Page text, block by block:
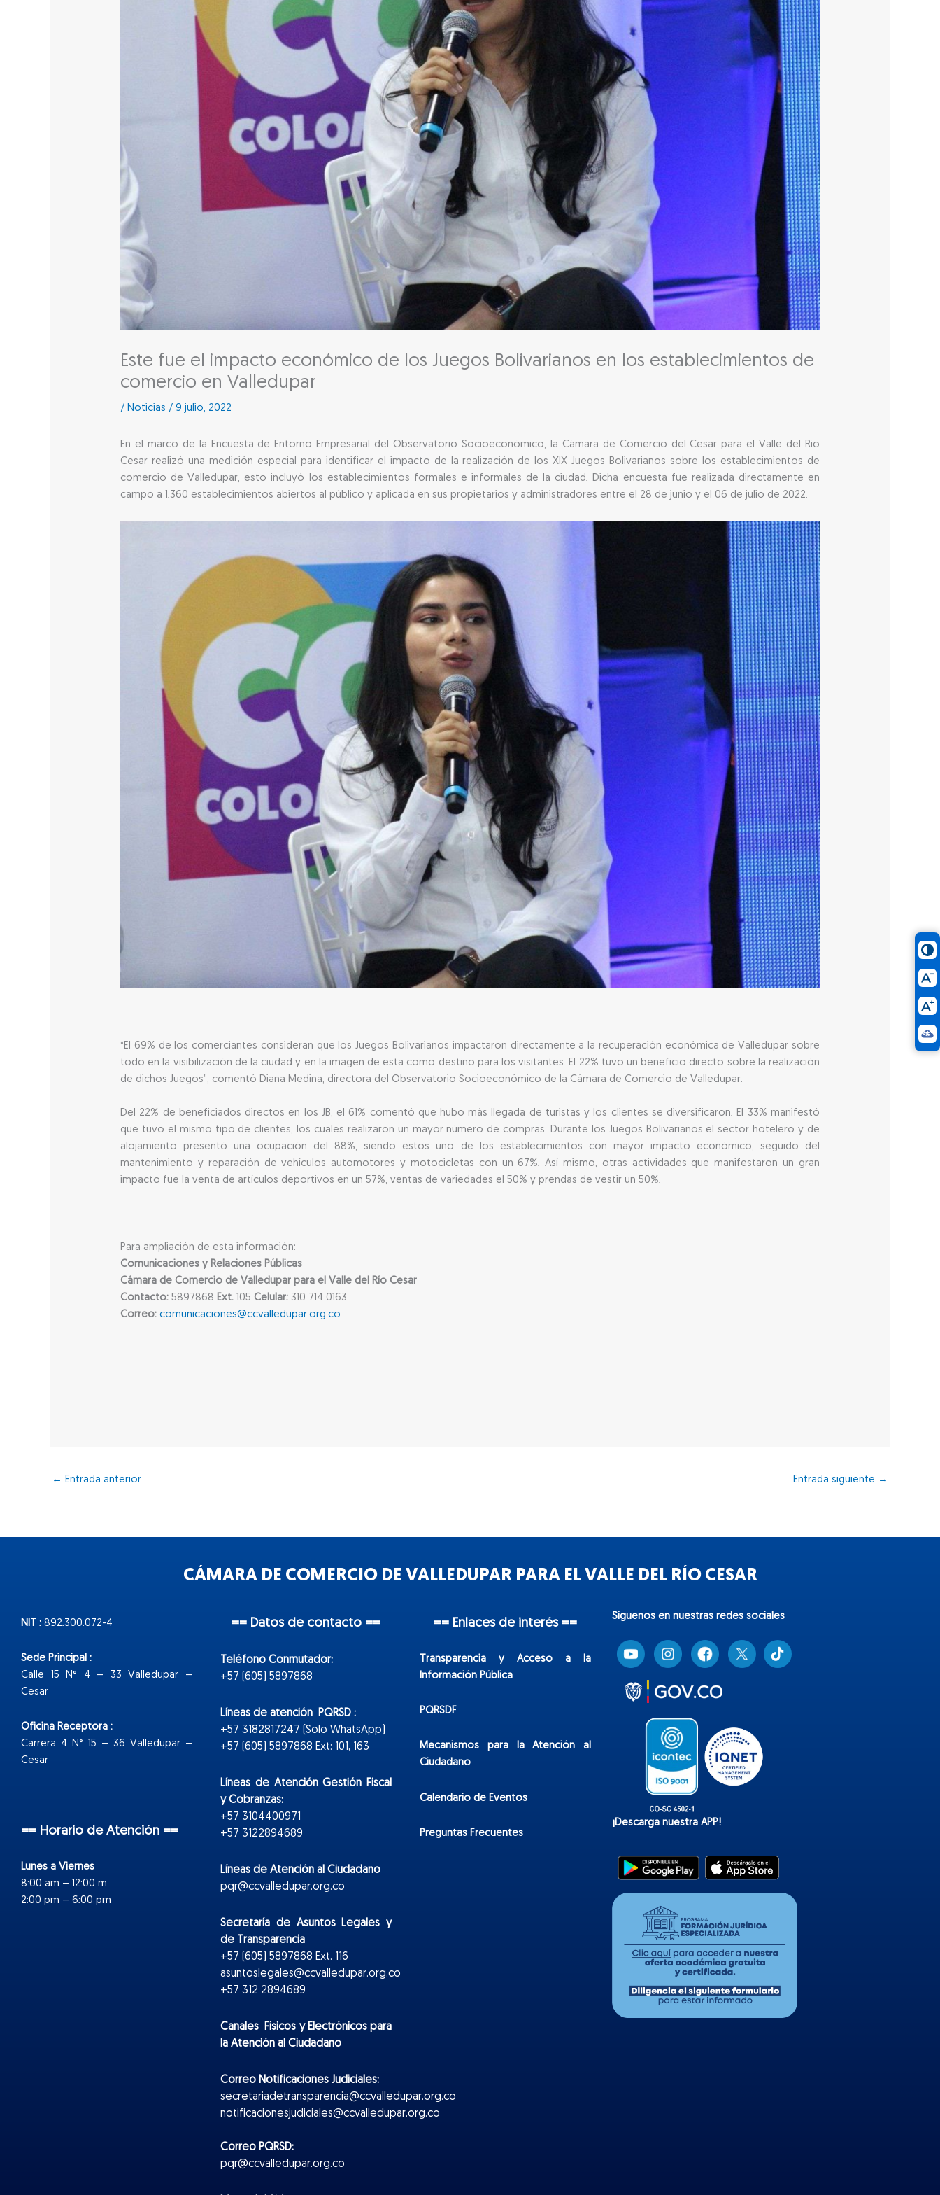
Este fue el impacto económico de los Juegos Bolivarianos en los establecimientos de
comercio en Valledupar
/ Noticias /9 julio, 2022
En el marco de la Encuesta de Entorno Empresarial del Observatorio Socioeconómico, la Cámara de Comercio del Cesar para el Valle del Río
Cesar realizó una medición especial para identificar el impacto de la realización de los XIX Juegos Bolivarianos sobre los establecimientos de
comercio de Valledupar, esto incluyó los establecimientos formales e informales de la ciudad. Dicha encuesta fue realizada directamente en
campo a 1.360 establecimientos abiertos al público y aplicada en sus propietarios y administradores entre el 28 de junio y el 06 de julio de 2022.
“El 69% de los comerciantes consideran que los Juegos Bolivarianos impactaron directamente a la recuperación económica de Valledupar sobre
todo en la visibilización de la ciudad y en la imagen de esta como destino para los visitantes. El 22% tuvo un beneficio directo sobre la realización
de dichos Juegos”, comentó Diana Medina, directora del Observatorio Socioeconómico de la Cámara de Comercio de Valledupar.
Del 22% de beneficiados directos en los JB, el 61% comentó que hubo más llegada de turistas y los clientes se diversificaron. El 33% manifestó
que tuvo el mismo tipo de clientes, los cuales realizaron un mayor número de compras. Durante los Juegos Bolivarianos el sector hotelero y de
alojamiento presentó una ocupación del 88%, siendo estos uno de los establecimientos con mayor impacto económico, seguido del
mantenimiento y reparación de vehículos automotores y motocicletas con un 67%. Así mismo, otras actividades que manifestaron un gran
impacto fue la venta de artículos deportivos en un 57%, ventas de variedades el 50% y prendas de vestir un 50%.
Para ampliación de esta información:
Comunicaciones y Relaciones Públicas
Cámara de Comercio de Valledupar para el Valle del Río Cesar
Contacto: 5897868 Ext. 105 Celular: 310 714 0163
Correo: comunicaciones@ccvalledupar.org.co
← Entrada anterior Entrada siguiente →
CÁMARA DE COMERCIO DE VALLEDUPAR PARA EL VALLE DEL RÍO CESAR
NIT : 892.300.072-4
Sede Principal :
Calle 15 N° 4 – 33 Valledupar –
Cesar
Oficina Receptora :
Carrera 4 N° 15 – 36 Valledupar –
Cesar
== Horario de Atención ==
Lunes a Viernes
8:00 am – 12:00 m
2:00 pm – 6:00 pm
== Datos de contacto ==
Teléfono Conmutador:
+57 (605) 5897868
Líneas de atención PQRSD :
+57 3182817247 (Solo WhatsApp)
+57 (605) 5897868 Ext: 101, 163
Líneas de Atención Gestión Fiscal
y Cobranzas:
+57 3104400971
+57 3122894689
Líneas de Atención al Ciudadano
pqr@ccvalledupar.org.co
Secretaría de Asuntos Legales y
de Transparencia
+57 (605) 5897868 Ext. 116
asuntoslegales@ccvalledupar.org.co
+57 312 2894689
Canales Físicos yElectrónicospara
la Atención al Ciudadano
Correo Notificaciones Judiciales:
secretariadetransparencia@ccvalledupar.org.co
notificacionesjudiciales@ccvalledupar.org.co
Correo PQRSD:
pqr@ccvalledupar.org.co
== Enlaces de interés ==
Transparencia y Acceso a la
Información Pública
PQRSDF
Mecanismos para la Atención al
Ciudadano
Calendario de Eventos
Preguntas Frecuentes
Síguenos en nuestras redes sociales
T
i
k
¡Descarga nuestra APP!